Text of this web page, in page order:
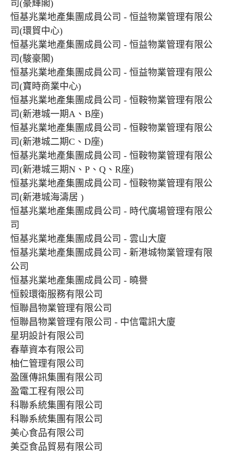
司(豪輝閣)
恒基兆業地產集團成員公司 - 恒益物業管理有限公
司(環貿中心)
恒基兆業地產集團成員公司 - 恒益物業管理有限公
司(駿豪閣)
恒基兆業地產集團成員公司 - 恒益物業管理有限公
司(寶時商業中心)
恒基兆業地產集團成員公司 - 恒鞍物業管理有限公
司(新港城一期A、B座)
恒基兆業地產集團成員公司 - 恒鞍物業管理有限公
司(新港城二期C、D座)
恒基兆業地產集團成員公司 - 恒鞍物業管理有限公
司(新港城三期N、P、Q、R座)
恒基兆業地產集團成員公司 - 恒鞍物業管理有限公
司(新港城海濤居 )
恒基兆業地產集團成員公司 - 時代廣場管理有限公
司
恒基兆業地產集團成員公司 - 雲山大廈
恒基兆業地產集團成員公司 - 新港城物業管理有限
公司
恒基兆業地產集團成員公司 - 曉譽
恒毅環衛服務有限公司
恒聯昌物業管理有限公司
恒聯昌物業管理有限公司 - 中信電訊大廈
星玥設計有限公司
春華資本有限公司
柚仁管理有限公司
盈匯傳訊集團有限公司
盈電工程有限公司
科聯系統集團有限公司
科聯系統集團有限公司
美心食品有限公司
美亞食品貿易有限公司